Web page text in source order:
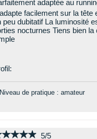
adaptée au
facilement sur la tête
peu dubitatif La luminosité
nocturnes Tiens bien
de pratique : amateur
5/5